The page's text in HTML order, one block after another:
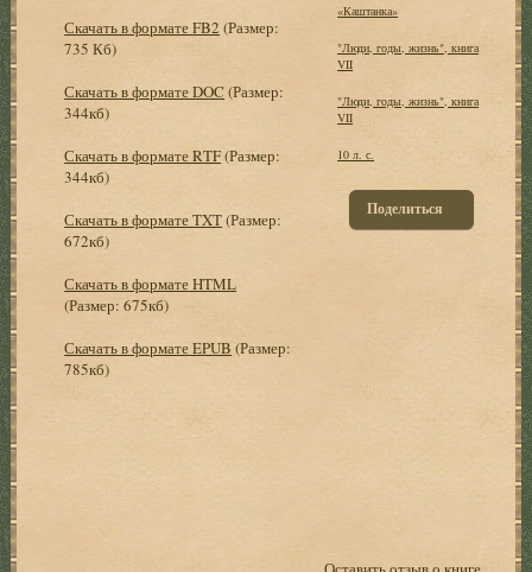
Скачать в формате FB2 (Размер:
735 Кб)
Скачать в формате DOC (Размер:
344кб)
Скачать в формате RTF(Размер:
344кб)
Скачать в формате TXT(Размер:
672кб)
Скачать в формате HTML
(Размер: 675кб)
Скачать в формате EPUB (Размер:
785кб)
«Каштанка»
"Люди, годы, жизнь", книга
VII
"Люди, годы, жизнь", книга
VII
10 л. с.
Поделиться